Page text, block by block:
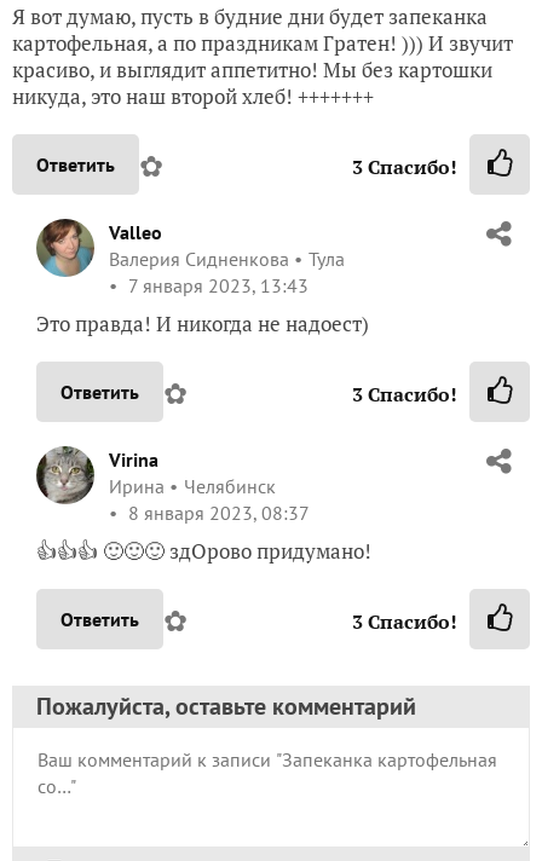
Я вот думаю, пусть в будние дни будет запеканка
картофельная, а по праздникам Гратен! ))) И звучит
красиво, и выглядит аппетитно! Мы без картошки
никуда, это наш второй хлеб! +++++++
Ответить ✿ 3Спасибо!
Valleo
Валерия Сидненкова
Тула
7 января 2023, 13:43
Это правда! И никогда не надоест)
Ответить ✿ 3Спасибо!
Virina
Ирина
Челябинск
8 января 2023, 08:37
👍👍👍 🙂🙂🙂 здОрово придумано!
Ответить ✿ 3Спасибо!
Пожалуйста, оставьте комментарий